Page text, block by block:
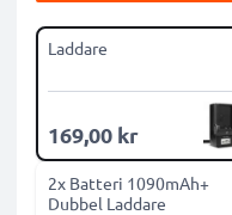
Laddare
169,00 kr
2x Batteri 1090mAh+
Dubbel Laddare